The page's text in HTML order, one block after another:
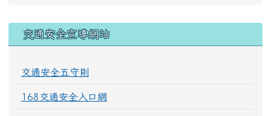
交通安全宣導網站
交通安全五守則
168交通安全入口網